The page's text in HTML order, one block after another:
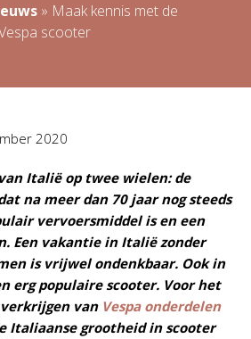
» Maak kennis met de
scooter
2020
Italië op twee wielen: de
na meer dan 70 jaar nog steeds
vervoersmiddel is en een
Een vakantie in Italië zonder
is vrijwel ondenkbaar. Ook in
erg populaire scooter. Voor het
van Vespa onderdelen
Italiaanse grootheid in scooter